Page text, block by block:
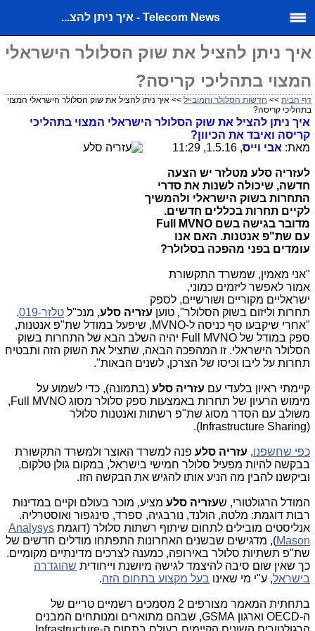
Telecom News - איך ניתן להצ...
איך ניתן להציל את שוק הסלולר הישראלי
המצוי בתהליכי קריסה?
דף הבית >> חדשות הסלולר והמובייל >> איך ניתן להציל את שוק הסלולר הישראלי המצוי
בתהליכי קריסה?
איך ניתן להציל את שוק הסלולר הישראלי המצוי בתהליכי
קריסה ואיבד את הכיוון?
מאת: אבי וייס, 1.5.16, 11:29
לעזריה סלע מטלזר יש הצעה
חדשה, שיכולה לשנות את סדרי
התחרות בשוק הישראלי ולהמשיך
לקיים תחרות בכללים חדשים.
מדובר בגישה בשם Full MVNO
עם שת"פ אנטנות. האם אנו
עומדים בפני מהפכה בסלולר?
"אני מאמין, שמשרד התקשורת
אמור לאפשר ליזמים כמוני,
ישראליים מקוריים ושורשיים, לספק
תחרות וליזום בשוק הסלולר", טוען עזריה סלע, מנכ"ל טלזר-019
.
"אחרי שיקבעו סף כניסה ל-MVNO, שיפעל במודל שת"פ אנטנות,
ספק במודל של Full MVNO יהיה השלב הבא של התחרות בשוק
הסלולר הישראלי. זו המהפכה הבאה, שתציל את השוק הזה ותבטיח
תחרות על ליבו וכיסו של הצרכן, לשנים הבאות".
קיימתי ראיון בלעדי עם עזריה סלע (בתמונה), כדי לשמוע על
מימוש הרעיון של תחרות באמצעות ספק סלולר מסוג Full MVNO
,
משולב עם הסדר מסוג שת"פ רשתות ואנטנות סלולר
(
(Infrastructure Sharing
.
כפי שחשפנו, עזריה סלע פנה למשרד האוצר ולמשרד התקשורת
בבקשה להיות מפעיל סלולר חמישי בישראל, במקום גולן טלקום,
וביקשנו להבין מה הניע אותו להגיש את הבקשה הזו.
המודל הרגולטורי, שעזריה סלע מציע, מוכר בעולם וקיים במדינות
רבות דוגמת: מלטה, הולנד, נורבגיה, ספרד, סינגפור ואוסטרליה.
אנליסטים מובילים לתחום שיתוף רשתות סלולר (דוגמת Analysys
Mason), מדגישים שבשנים האחרונות התפתחו מודלים חדשים של
שת"פ תשתיות סלולר באירופה, כמענה לצרכים מדינתיים מקומיים.
כך שאין שום סיבה להיצמד לגישה מיושנת וייחודית שהוגדרה
בישראל, ע"י מי שאינו בעל מקצוע בתחום הזה.
בתחתית המאמר מצורפים 2 מסמכים רשמיים טריים של
ה-OECD וארגון GSMA, שבהם מתוארים ומנותחים המבנים